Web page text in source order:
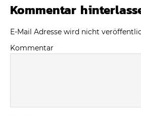
Kommentar
E-Mail Adresse wird nicht
Kommentar